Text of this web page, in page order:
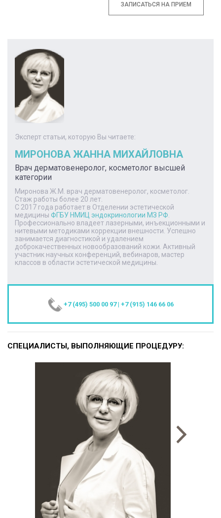
ЗАПИСАТЬСЯ НА ПРИЕМ
Эксперт статьи, которую Вы читаете:
МИРОНОВА ЖАННА МИХАЙЛОВНА
Врач дерматовенеролог, косметолог высшей
категории
Миронова Ж.М. врач дерматовенеролог, косметолог.
Стаж работы более 20 лет.
С 2017 года работает в Отделении эстетической
медицины ФГБУ НМИЦ эндокринологии МЗ РФ
Профессионально владеет лазерными, инъекционными и
нитевыми методиками коррекции внешности. Успешно
занимается диагностикой и удалением
доброкачественных новообразований кожи. Активный
участник научных конференций, вебинаров, мастер
классов в области эстетической медицины.
+7 (495) 500 00 97 | +7 (915) 146 66 06
СПЕЦИАЛИСТЫ, ВЫПОЛНЯЮЩИЕ ПРОЦЕДУРУ: